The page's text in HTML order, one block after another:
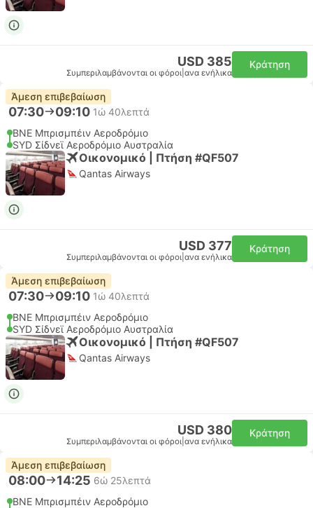
USD 385
Συμπεριλαμβάνονται οι φόροι ανα ενήλικα
Κράτηση
Άμεση επιβεβαίωση
07:30 09:10 1ώ 40λεπτά
BNE Μπρισμπέιν Αεροδρόμιο
SYD Σίδνεϊ Αεροδρόμιο Αυστραλία
Οικονομικό | Πτήση #QF507
Qantas Airways
USD 377
Συμπεριλαμβάνονται οι φόροι ανα ενήλικα
Κράτηση
Άμεση επιβεβαίωση
07:30 09:10 1ώ 40λεπτά
BNE Μπρισμπέιν Αεροδρόμιο
SYD Σίδνεϊ Αεροδρόμιο Αυστραλία
Οικονομικό | Πτήση #QF507
Qantas Airways
USD 380
Συμπεριλαμβάνονται οι φόροι ανα ενήλικα
Κράτηση
Άμεση επιβεβαίωση
08:00 14:25 6ώ 25λεπτά
BNE Μπρισμπέιν Αεροδρόμιο